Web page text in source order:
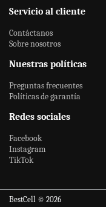
Servicio al cliente
Contáctanos
Sobre nosotros
Nuestras políticas
Preguntas frecuentes
Políticas de garantía
Redes sociales
Facebook
Instagram
TikTok
BestCell © 2026